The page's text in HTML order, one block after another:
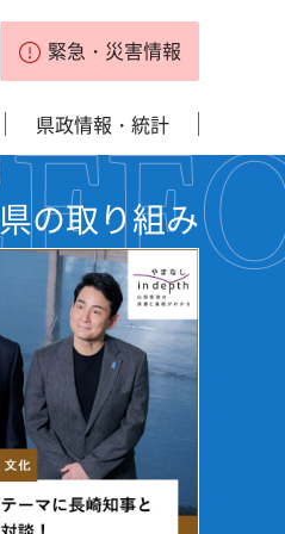
緊急・災害情報
県政情報・統計
県の取り組み